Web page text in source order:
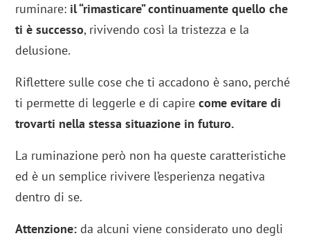
ruminare: il “rimasticare” continuamente quello che
ti è successo, rivivendo così la tristezza e la
delusione.
Riflettere sulle cose che ti accadono è sano, perché
ti permette di leggerle e di capirecome evitare di
trovarti nella stessa situazione in futuro.
La ruminazione però non ha queste caratteristiche
ed è un semplice rivivere l’esperienza negativa
dentro di se.
Attenzione: da alcuni viene considerato uno degli